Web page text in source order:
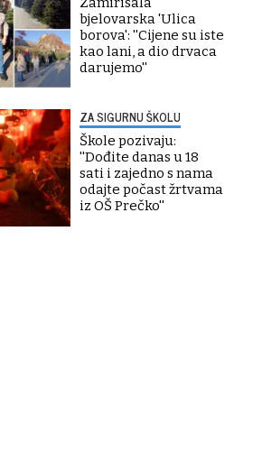
bjelovarska 'Ulica
borova': ''Cijene su iste
kao lani, a dio drvaca
darujemo''
ZA SIGURNU ŠKOLU
Škole pozivaju:
''Dođite danas u 18
sati i zajedno s nama
odajte počast žrtvama
iz OŠ Prečko''